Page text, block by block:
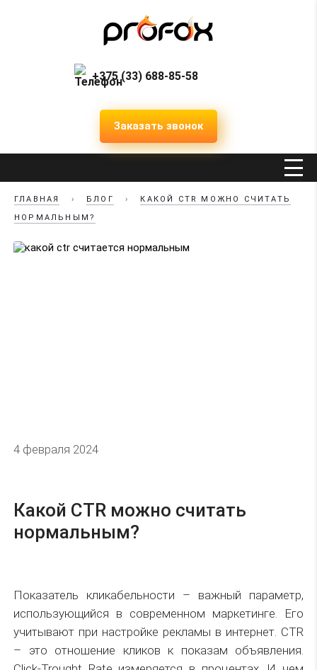
+375 (33) 688-85-58
Заказать звонок
ГЛАВНАЯ › БЛОГ ›
КАКОЙ CTR МОЖНО СЧИТАТЬ
НОРМАЛЬНЫМ?
4 февраля 2024
Какой CTR можно считать
нормальным?
Показатель кликабельности – важный параметр,
использующийся в современном маркетинге. Его
учитывают при настройке рекламы в интернет. CTR
– это отношение кликов к показам объявления.